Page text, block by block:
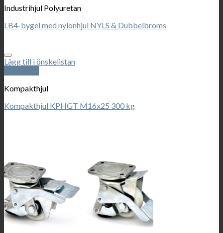
Industrihjul Polyuretan
LB4-bygel med nylonhjul NYLS & Dubbelbroms
Lägg till i önskelistan
Kompakthjul
Kompakthjul KPHGT M16x25 300 kg